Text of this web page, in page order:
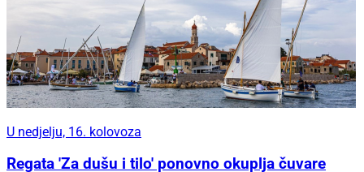
U nedjelju, 16. kolovoza
Regata 'Za dušu i tilo' ponovno okuplja čuvare